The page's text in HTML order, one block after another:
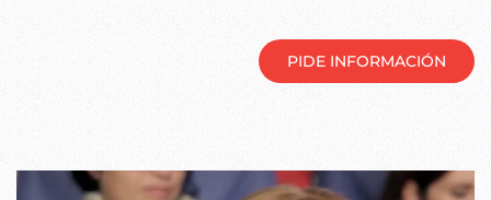
PIDE INFORMACIÓN